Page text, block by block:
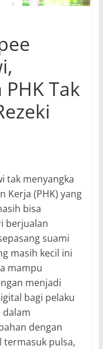
Tak
tak menyangka
Kerja (PHK) yang
bisa
berjualan
suami
masih kecil ini
mampu
menjadi
bagi pelaku
dalam
dengan
pulsa,